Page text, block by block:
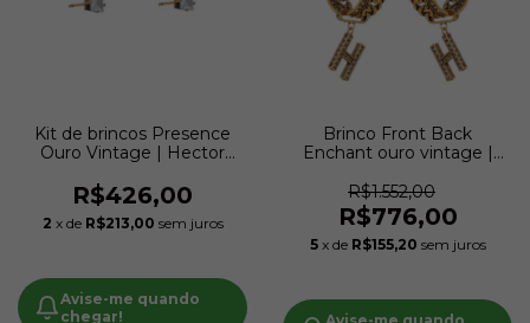
Kit de brincos Presence
Ouro Vintage | Hector
R$426,00
2 x de R$213,00 sem juros
Avise-me quando
chegar!
Brinco Front Back
Enchant ouro vintage |
R$1.552,00
R$776,00
5 x de R$155,20 sem juros